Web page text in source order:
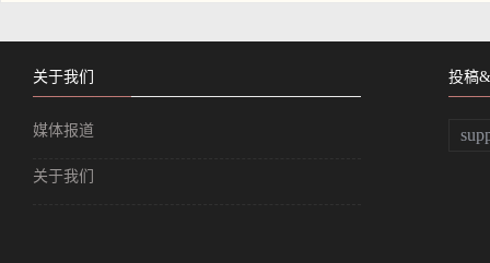
关于我们
媒体报道
关于我们
投稿